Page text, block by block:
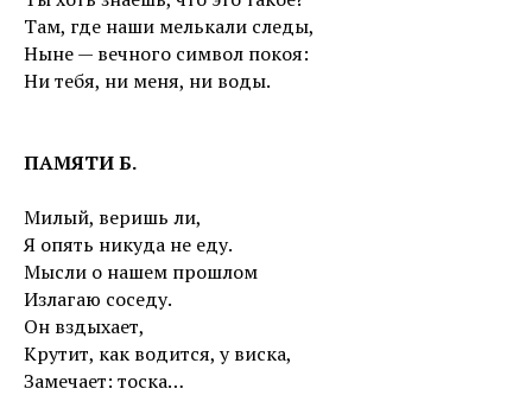
Там, где наши мелькали следы,
Ныне — вечного символ покоя:
Ни тебя, ни меня, ни воды.
ПАМЯТИ Б.
Милый, веришь ли,
Я опять никуда не еду.
Мысли о нашем прошлом
Излагаю соседу.
Он вздыхает,
Крутит, как водится, у виска,
Замечает: тоска…